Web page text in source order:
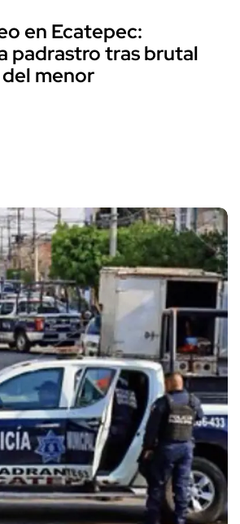
en Ecatepec:
padrastro tras brutal
menor